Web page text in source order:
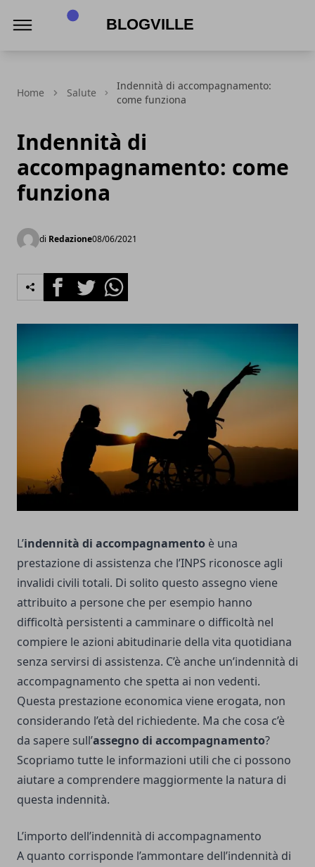
Home Salute
Indennità di accompagnamento:
come funziona
Indennità di
accompagnamento: come
funziona
di Redazione08/06/2021
FacebookTwitterWhatsapp
L’indennità di accompagnamento è una
prestazione di assistenza che l’INPS riconosce agli
invalidi civili totali. Di solito questo assegno viene
attribuito a persone che per esempio hanno
difficoltà persistenti a camminare o difficoltà nel
compiere le azioni abitudinarie della vita quotidiana
senza servirsi di assistenza. C’è anche un’indennità di
accompagnamento che spetta ai non vedenti.
Questa prestazione economica viene erogata, non
considerando l’età del richiedente. Ma che cosa c’è
da sapere sull’assegno di accompagnamento?
Scopriamo tutte le informazioni utili che ci possono
aiutare a comprendere maggiormente la natura di
questa indennità.
L’importo dell’indennità di accompagnamento
A quanto corrisponde l’ammontare dell’indennità di